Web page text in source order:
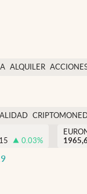
ALQUILER
USA
0.03%